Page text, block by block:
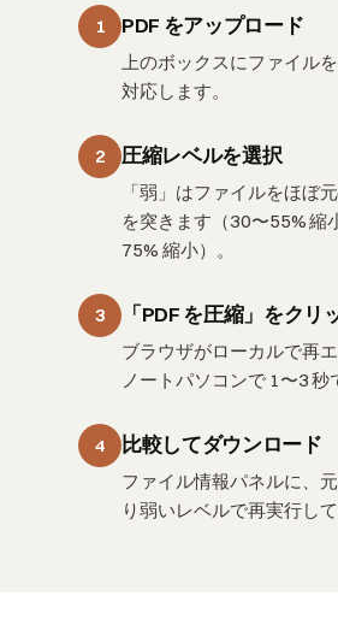
1 PDF をアップロード
上のボックスにファイル
対応します。
2 圧縮レベルを選択
「弱」はファイルをほぼ
を突きます（30〜55% 縮
75% 縮小）。
3 「PDF を圧縮」をクリ
ブラウザがローカルで再
ノートパソコンで 1〜3 秒
4 比較してダウンロード
ファイル情報パネルに、
り弱いレベルで再実行し